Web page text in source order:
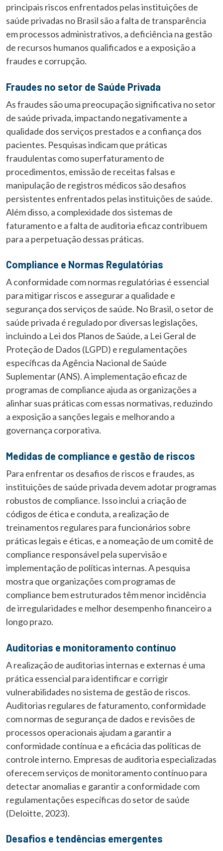
principais riscos enfrentados pelas instituições de
saúde privadas no Brasil são a falta de transparência
em processos administrativos, a deficiência na gestão
de recursos humanos qualificados e a exposição a
fraudes e corrupção.
Fraudes no setor de Saúde Privada
As fraudes são uma preocupação significativa no setor
de saúde privada, impactando negativamente a
qualidade dos serviços prestados e a confiança dos
pacientes. Pesquisas indicam que práticas
fraudulentas como superfaturamento de
procedimentos, emissão de receitas falsas e
manipulação de registros médicos são desafios
persistentes enfrentados pelas instituições de saúde.
Além disso, a complexidade dos sistemas de
faturamento e a falta de auditoria eficaz contribuem
para a perpetuação dessas práticas.
Compliance e Normas Regulatórias
A conformidade com normas regulatórias é essencial
para mitigar riscos e assegurar a qualidade e
segurança dos serviços de saúde. No Brasil, o setor de
saúde privada é regulado por diversas legislações,
incluindo a Lei dos Planos de Saúde, a Lei Geral de
Proteção de Dados (LGPD) e regulamentações
específicas da Agência Nacional de Saúde
Suplementar (ANS). A implementação eficaz de
programas de compliance ajuda as organizações a
alinhar suas práticas com essas normativas, reduzindo
a exposição a sanções legais e melhorando a
governança corporativa.
Medidas de compliance e gestão de riscos
Para enfrentar os desafios de riscos e fraudes, as
instituições de saúde privada devem adotar programas
robustos de compliance. Isso inclui a criação de
códigos de ética e conduta, a realização de
treinamentos regulares para funcionários sobre
práticas legais e éticas, e a nomeação de um comitê de
compliance responsável pela supervisão e
implementação de políticas internas. A pesquisa
mostra que organizações com programas de
compliance bem estruturados têm menor incidência
de irregularidades e melhor desempenho financeiro a
longo prazo.
Auditorias e monitoramento contínuo
A realização de auditorias internas e externas é uma
prática essencial para identificar e corrigir
vulnerabilidades no sistema de gestão de riscos.
Auditorias regulares de faturamento, conformidade
com normas de segurança de dados e revisões de
processos operacionais ajudam a garantir a
conformidade contínua e a eficácia das políticas de
controle interno. Empresas de auditoria especializadas
oferecem serviços de monitoramento contínuo para
detectar anomalias e garantir a conformidade com
regulamentações específicas do setor de saúde
(Deloitte, 2023).
Desafios e tendências emergentes